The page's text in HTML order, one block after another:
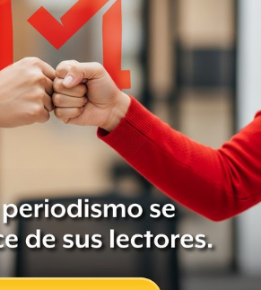
que la única reunión que
gobernador, pero al final aceptaron
General de Gobierno, Efrén Rojas